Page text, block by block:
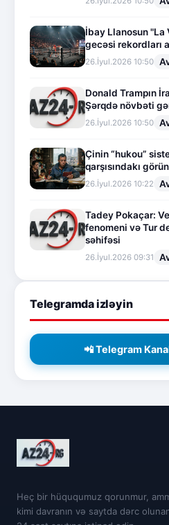
İbay Llanosun "La
gecəsi rekordları
26.İyul.2026 10:50
Donald Trampın
Şərqdə növbəti
26.İyul.2026 10:50
Çinin “hukou”
qarşısındakı
26.İyul.2026 10:22
Tadey Pokaçar:
fenomeni və Tur
səhifəsi
26.İyul.2026 09:31
Telegramda izləyin
📲 Telegram
Heç bir hüququmuz qorunmur,
kimi davranın və saytda dərc